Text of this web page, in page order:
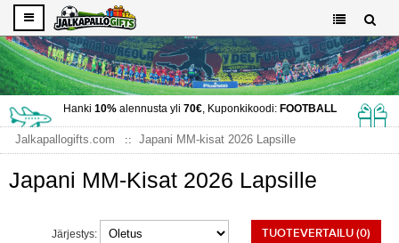
Hanki 10%alennusta yli 70€, Kuponkikoodi: FOOTBALL
Jalkapallogifts.com Japani MM-kisat 2026 Lapsille
Japani MM-Kisat 2026 Lapsille
TUOTEVERTAILU (0)
Järjestys: